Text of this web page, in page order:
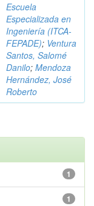
Escuela
Especializada en
Ingeniería (ITCA-
FEPADE); Ventura
Santos, Salomé
Danilo; Mendoza
Hernández, José
Roberto
1
1